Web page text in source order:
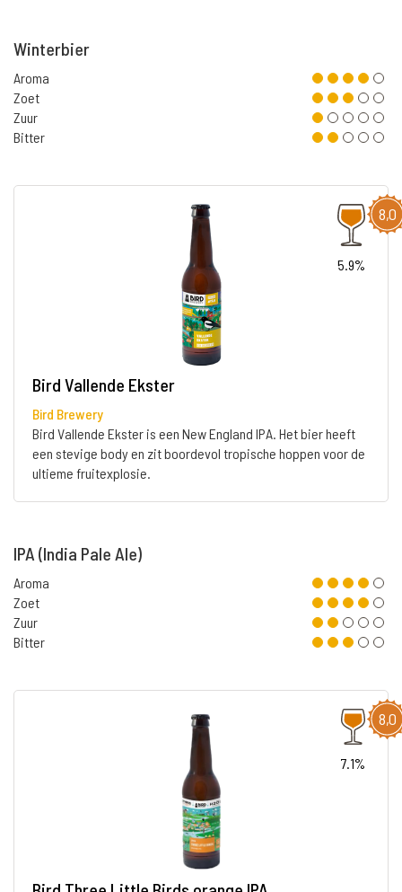
Winterbier
Aroma
Zoet
Zuur
Bitter
8,0
5.9%
Bird Vallende Ekster
Bird Brewery
Bird Vallende Ekster is een New England IPA. Het bier heeft
een stevige body en zit boordevol tropische hoppen voor de
ultieme fruitexplosie.
IPA (India Pale Ale)
Aroma
Zoet
Zuur
Bitter
8,0
7.1%